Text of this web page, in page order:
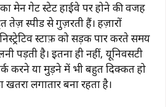
का मेन गेट स्टेट हाईवे पर होने की वजह
तेज़ स्पीड से गुज़रती हैं। हज़ारों
स्टाफ़ को सड़क पार करते समय
पड़ती है। इतना ही नहीं, यूनिवर्सिटी
करने या मुड़ने में भी बहुत दिक्कत हो
लगातार बना रहता है।